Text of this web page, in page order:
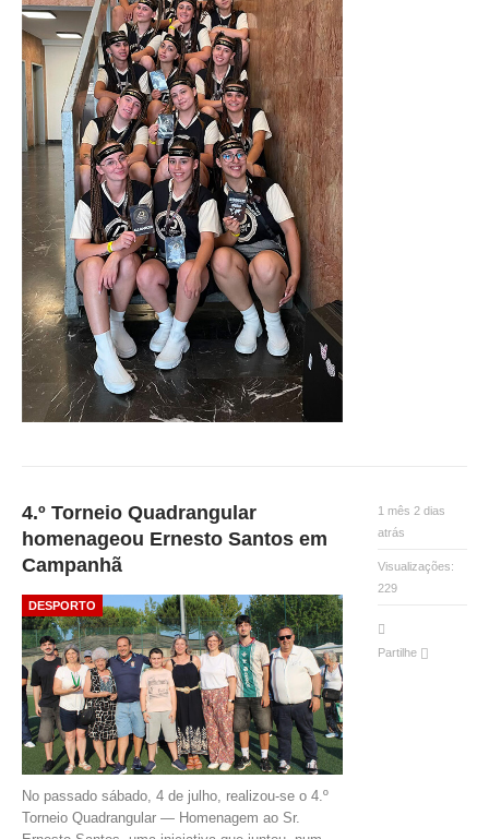
CONTACTO E HORÁRIO GIP
CONTACTOS
4.º Torneio Quadrangular
homenageou Ernesto Santos em
Campanhã
DESPORTO
No passado sábado, 4 de julho, realizou-se o 4.º
Torneio Quadrangular — Homenagem ao Sr.
1 mês 2 dias
atrás
Visualizações:
229
Partilhe